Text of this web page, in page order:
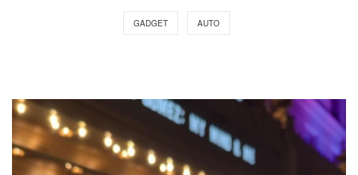
GADGET AUTO